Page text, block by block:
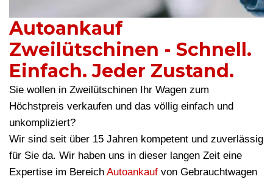
Autoankauf
Zweilütschinen - Schnell.
Einfach. Jeder Zustand.
Sie wollen in Zweilütschinen Ihr Wagen zum
Höchstpreis verkaufen und das völlig einfach und
unkompliziert?
Wir sind seit über 15 Jahren kompetent und zuverlässig
für Sie da. Wir haben uns in dieser langen Zeit eine
Expertise im Bereich Autoankauf von Gebrauchtwagen